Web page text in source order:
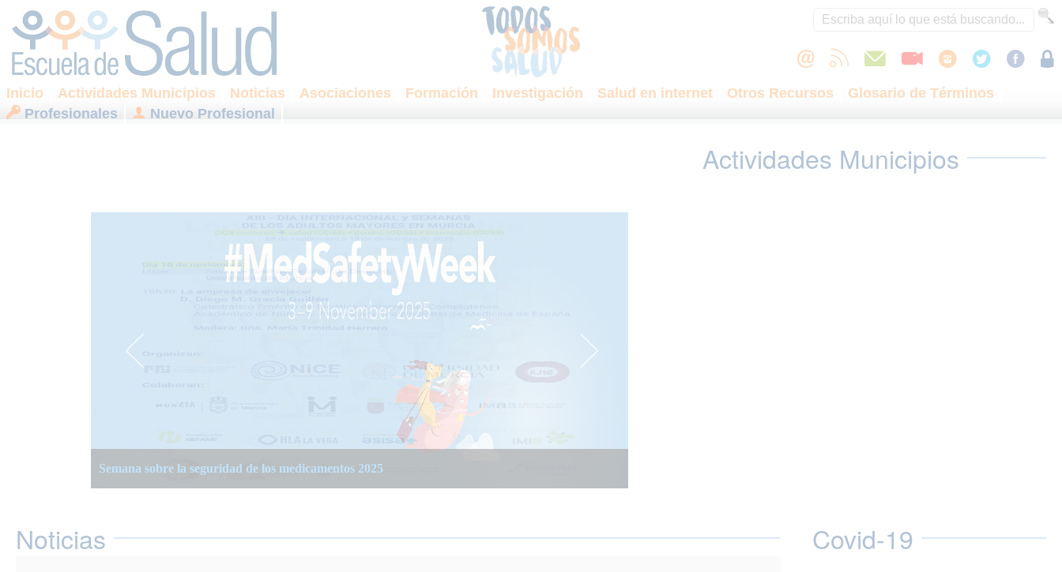
Inicio Actividades Municipios Noticias Asociaciones Formación Investigación Salud en internet Otros Recursos
Glosario de Términos
Profesionales
Nuevo Profesional
JORNADA – Presentación del Modelo de atención integrada social y sanitaria: Trabajar juntos
para cuidar mejor
Semana Planificación Compartida de la Atención del 26 al 31 de enero (Murcia)
Semana sobre la seguridad de los medicamentos 2025
Actividades Municipios
Noticias Covid-19